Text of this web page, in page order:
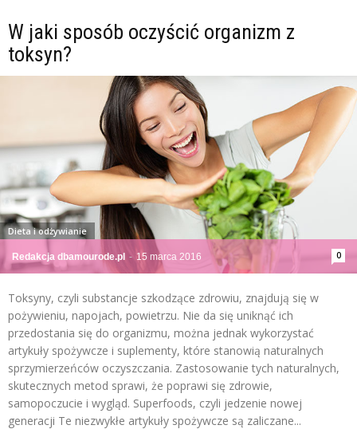
W jaki sposób oczyścić organizm z
toksyn?
Redakcja dbamourode.pl - 15 marca 2016 0
Dieta i odżywianie
Toksyny, czyli substancje szkodzące zdrowiu, znajdują się w
pożywieniu, napojach, powietrzu. Nie da się uniknąć ich
przedostania się do organizmu, można jednak wykorzystać
artykuły spożywcze i suplementy, które stanowią naturalnych
sprzymierzeńców oczyszczania. Zastosowanie tych naturalnych,
skutecznych metod sprawi, że poprawi się zdrowie,
samopoczucie i wygląd. Superfoods, czyli jedzenie nowej
generacji Te niezwykłe artykuły spożywcze są zaliczane...